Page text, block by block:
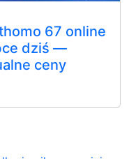
67 online
dziś —
ceny